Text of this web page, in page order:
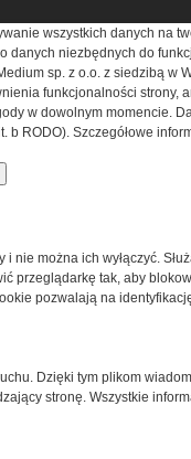
z portalu
nr KRS:
wszystkich danych na
danych niezbędnych do
sp. z o.o. z siedzibą w
funkcjonalności strony,
w dowolnym momencie.
b RODO). Szczegółowe
nie można ich wyłączyć.
przeglądarkę tak, aby
pozwalają na
Dzięki tym plikom
stronę. Wszystkie